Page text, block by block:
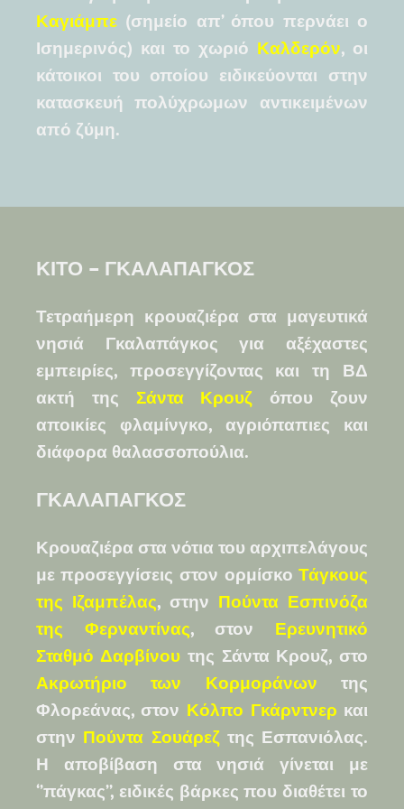
Καγιάμπε(σημείο απ’ όπου περνάει ο
Ισημερινός) και το χωριό Καλδερόν, οι
κάτοικοι του οποίου ειδικεύονται στην
κατασκευή πολύχρωμων αντικειμένων
από ζύμη.
ΚΙΤΟ – ΓΚΑΛΑΠΑΓΚΟΣ
Τετραήμερη κρουαζιέρα στα μαγευτικά
νησιά Γκαλαπάγκος για αξέχαστες
εμπειρίες, προσεγγίζοντας και τη ΒΔ
ακτή της Σάντα Κρουζ
όπου ζουν
αποικίες φλαμίνγκο, αγριόπαπιες και
διάφορα θαλασσοπούλια.
ΓΚΑΛΑΠΑΓΚΟΣ
Κρουαζιέρα στα νότια του αρχιπελάγους
με προσεγγίσεις στον ορμίσκοΤάγκους
της Ιζαμπέλας, στην Πούντα Εσπινόζα
της Φερναντίνας, στον Ερευνητικό
Σταθμό Δαρβίνου της Σάντα Κρουζ, στο
Ακρωτήριο των Κορμοράνων της
Φλορεάνας,στον Κόλπο Γκάρντνερ και
στην Πούντα Σουάρεζ της Εσπανιόλας.
Η αποβίβαση στα νησιά γίνεται με
‘’πάγκας’’, ειδικές βάρκες που διαθέτει το